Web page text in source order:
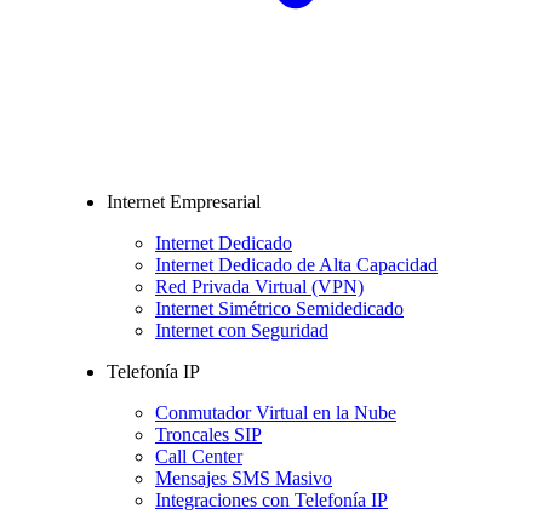
Internet Empresarial
Internet Dedicado
Internet Dedicado de Alta Capacidad
Red Privada Virtual (VPN)
Internet Simétrico Semidedicado
Internet con Seguridad
Telefonía IP
Conmutador Virtual en la Nube
Troncales SIP
Call Center
Mensajes SMS Masivo
Integraciones con Telefonía IP